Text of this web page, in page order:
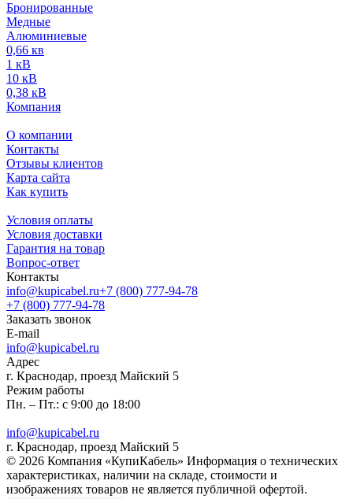
Бронированные
Медные
Алюминиевые
0,66 кв
1 кВ
10 кВ
0,38 кВ
Компания
О компании
Контакты
Отзывы клиентов
Карта сайта
Как купить
Условия оплаты
Условия доставки
Гарантия на товар
Вопрос-ответ
Контакты
info@kupicabel.ru+7 (800) 777-94-78
+7 (800) 777-94-78
Заказать звонок
E-mail
info@kupicabel.ru
Адрес
г. Краснодар, проезд Майский 5
Режим работы
Пн. – Пт.: с 9:00 до 18:00
info@kupicabel.ru
г. Краснодар, проезд Майский 5
© 2026 Компания «КупиКабель» Информация о технических
характеристиках, наличии на складе, стоимости и
изображениях товаров не является публичной офертой.